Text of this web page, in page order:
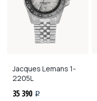
Jacques Lemans 1-
2205L
35 390 i